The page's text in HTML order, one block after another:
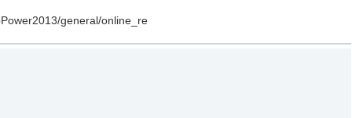
general/online_re